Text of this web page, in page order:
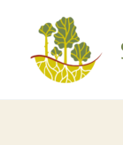
contenu